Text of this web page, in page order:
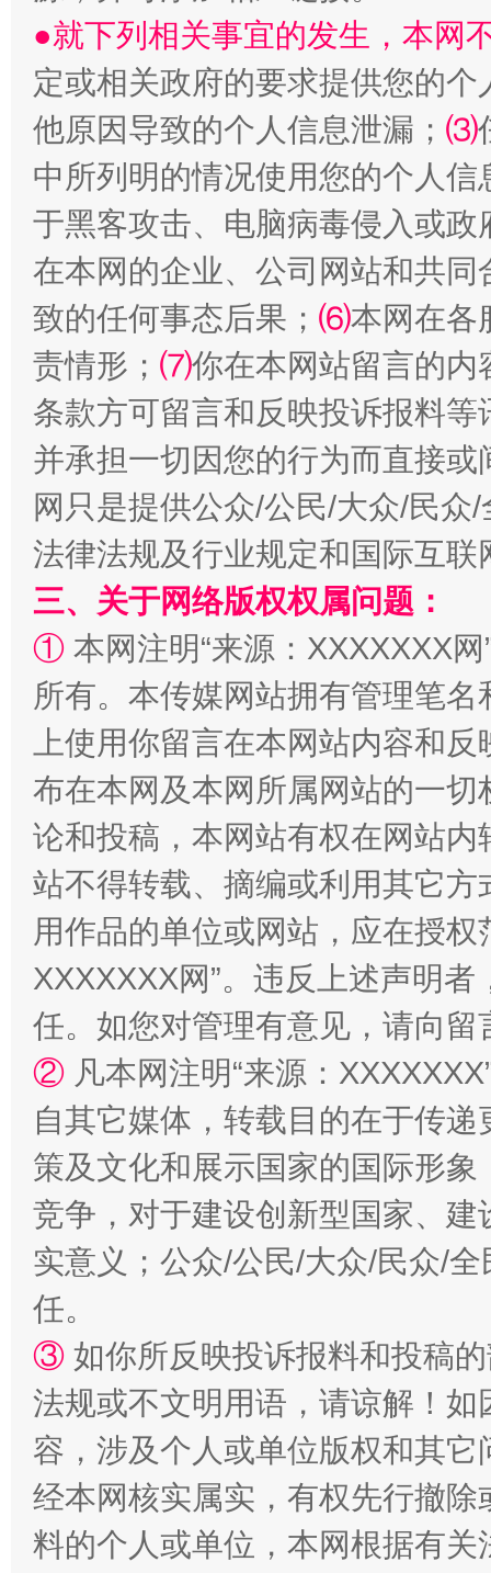
受贿1.44亿！段成刚被判无期 从幼
全民健身五年计划来了！等你上场
阿坝州三大球赛在茂县开幕 规模
国家大学科技园优化重塑工作
扯下公款旅游的“隐身衣” 如何以
●就下列相关事宜的发生，本网
定或相关政府的要求提供您的个
他原因导致的个人信息泄漏； ⑶
中所列明的情况使用您的个人
于黑客攻击、电脑病毒侵入或
在本网的企业、公司网站和共
致的任何事态后果； ⑹本网在各
责情形； ⑺你在本网站留言的内
条款方可留言和反映投诉报料
并承担一切因您的行为而直接
网只是提供公众/公民/大众/民
法律法规及行业规定和国际互
三、关于网络版权权属问题：
① 本网注明“来源：XXXXXXX
所有。本传媒网站拥有管理笔
上使用你留言在本网站内容和
布在本网及本网所属网站的一
论和投稿，本网站有权在网站
站不得转载、摘编或利用其它
用作品的单位或网站，应在授
XXXXXXX网”。违反上述声明
任。如您对管理有意见，请向
② 凡本网注明“来源：
自其它媒体，转载目的在于传
策及文化和展示国家的国际形
竞争，对于建设创新型国家、
实意义；公众/公民/大众/民众/
任。
③ 如你所反映投诉报料和投稿
法规或不文明用语，请谅解！
容，涉及个人或单位版权和其它
经本网核实属实，有权先行撤
料的个人或单位，本网根据有